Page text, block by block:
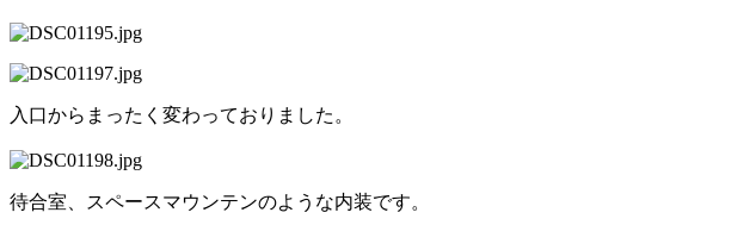
入口からまったく変わっておりました。
待合室、スペースマウンテンのような内装です。